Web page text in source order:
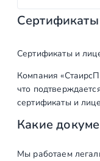
в
о
о
а
р
а
Р
г
Сертификаты
Сертификаты и
Компания
что
сертификаты и
Какие
Мы работаем